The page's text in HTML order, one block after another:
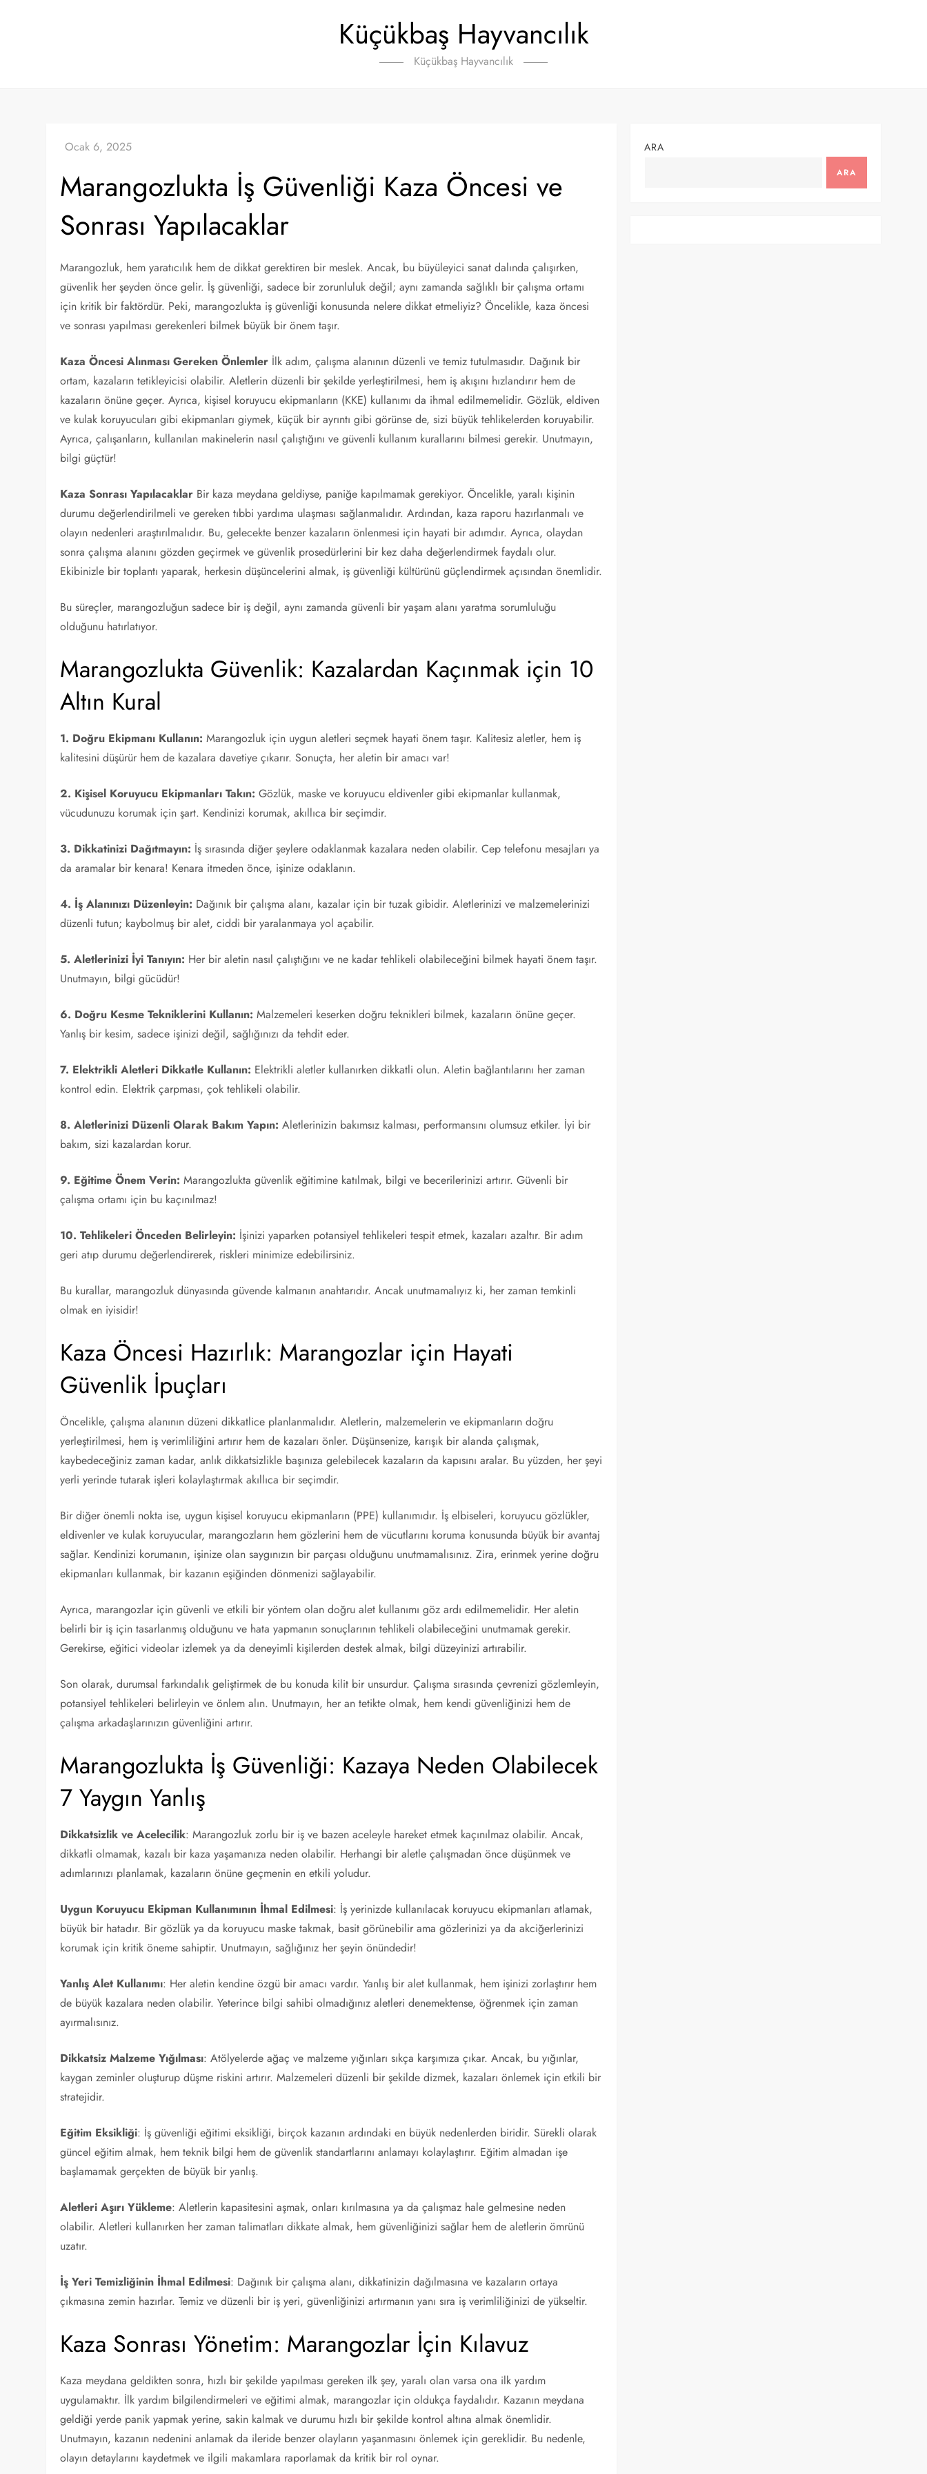
Küçükbaş Hayvancılık
Küçükbaş Hayvancılık
Marangozlukta İş Güvenliği Kaza Öncesi ve
Sonrası Yapılacaklar
Marangozluk, hem yaratıcılık hem de dikkat gerektiren bir meslek. Ancak, bu büyüleyici sanat dalında çalışırken,
güvenlik her şeyden önce gelir. İş güvenliği, sadece bir zorunluluk değil; aynı zamanda sağlıklı bir çalışma ortamı
için kritik bir faktördür. Peki, marangozlukta iş güvenliği konusunda nelere dikkat etmeliyiz? Öncelikle, kaza öncesi
ve sonrası yapılması gerekenleri bilmek büyük bir önem taşır.
Kaza Öncesi Alınması Gereken Önlemler İlk adım, çalışma alanının düzenli ve temiz tutulmasıdır. Dağınık bir
ortam, kazaların tetikleyicisi olabilir. Aletlerin düzenli bir şekilde yerleştirilmesi, hem iş akışını hızlandırır hem de
kazaların önüne geçer. Ayrıca, kişisel koruyucu ekipmanların (KKE) kullanımı da ihmal edilmemelidir. Gözlük, eldiven
ve kulak koruyucuları gibi ekipmanları giymek, küçük bir ayrıntı gibi görünse de, sizi büyük tehlikelerden koruyabilir.
Ayrıca, çalışanların, kullanılan makinelerin nasıl çalıştığını ve güvenli kullanım kurallarını bilmesi gerekir. Unutmayın,
bilgi güçtür!
Kaza Sonrası Yapılacaklar Bir kaza meydana geldiyse, paniğe kapılmamak gerekiyor. Öncelikle, yaralı kişinin
durumu değerlendirilmeli ve gereken tıbbi yardıma ulaşması sağlanmalıdır. Ardından, kaza raporu hazırlanmalı ve
olayın nedenleri araştırılmalıdır. Bu, gelecekte benzer kazaların önlenmesi için hayati bir adımdır. Ayrıca, olaydan
sonra çalışma alanını gözden geçirmek ve güvenlik prosedürlerini bir kez daha değerlendirmek faydalı olur.
Ekibinizle bir toplantı yaparak, herkesin düşüncelerini almak, iş güvenliği kültürünü güçlendirmek açısından önemlidir.
Bu süreçler, marangozluğun sadece bir iş değil, aynı zamanda güvenli bir yaşam alanı yaratma sorumluluğu
olduğunu hatırlatıyor.
Marangozlukta Güvenlik: Kazalardan Kaçınmak için 10
Altın Kural
1. Doğru Ekipmanı Kullanın: Marangozluk için uygun aletleri seçmek hayati önem taşır. Kalitesiz aletler, hem iş
kalitesini düşürür hem de kazalara davetiye çıkarır. Sonuçta, her aletin bir amacı var!
2. Kişisel Koruyucu Ekipmanları Takın: Gözlük, maske ve koruyucu eldivenler gibi ekipmanlar kullanmak,
vücudunuzu korumak için şart. Kendinizi korumak, akıllıca bir seçimdir.
3. Dikkatinizi Dağıtmayın: İş sırasında diğer şeylere odaklanmak kazalara neden olabilir. Cep telefonu mesajları ya
da aramalar bir kenara! Kenara itmeden önce, işinize odaklanın.
4. İş Alanınızı Düzenleyin: Dağınık bir çalışma alanı, kazalar için bir tuzak gibidir. Aletlerinizi ve malzemelerinizi
düzenli tutun; kaybolmuş bir alet, ciddi bir yaralanmaya yol açabilir.
5. Aletlerinizi İyi Tanıyın: Her bir aletin nasıl çalıştığını ve ne kadar tehlikeli olabileceğini bilmek hayati önem taşır.
Unutmayın, bilgi gücüdür!
6. Doğru Kesme Tekniklerini Kullanın: Malzemeleri keserken doğru teknikleri bilmek, kazaların önüne geçer.
Yanlış bir kesim, sadece işinizi değil, sağlığınızı da tehdit eder.
7. Elektrikli Aletleri Dikkatle Kullanın: Elektrikli aletler kullanırken dikkatli olun. Aletin bağlantılarını her zaman
kontrol edin. Elektrik çarpması, çok tehlikeli olabilir.
8. Aletlerinizi Düzenli Olarak Bakım Yapın: Aletlerinizin bakımsız kalması, performansını olumsuz etkiler. İyi bir
bakım, sizi kazalardan korur.
9. Eğitime Önem Verin: Marangozlukta güvenlik eğitimine katılmak, bilgi ve becerilerinizi artırır. Güvenli bir
çalışma ortamı için bu kaçınılmaz!
10. Tehlikeleri Önceden Belirleyin: İşinizi yaparken potansiyel tehlikeleri tespit etmek, kazaları azaltır. Bir adım
geri atıp durumu değerlendirerek, riskleri minimize edebilirsiniz.
Bu kurallar, marangozluk dünyasında güvende kalmanın anahtarıdır. Ancak unutmamalıyız ki, her zaman temkinli
olmak en iyisidir!
Kaza Öncesi Hazırlık: Marangozlar için Hayati
Güvenlik İpuçları
Öncelikle, çalışma alanının düzeni dikkatlice planlanmalıdır. Aletlerin, malzemelerin ve ekipmanların doğru
yerleştirilmesi, hem iş verimliliğini artırır hem de kazaları önler. Düşünsenize, karışık bir alanda çalışmak,
kaybedeceğiniz zaman kadar, anlık dikkatsizlikle başınıza gelebilecek kazaların da kapısını aralar. Bu yüzden, her şeyi
yerli yerinde tutarak işleri kolaylaştırmak akıllıca bir seçimdir.
Bir diğer önemli nokta ise, uygun kişisel koruyucu ekipmanların (PPE) kullanımıdır. İş elbiseleri, koruyucu gözlükler,
eldivenler ve kulak koruyucular, marangozların hem gözlerini hem de vücutlarını koruma konusunda büyük bir avantaj
sağlar. Kendinizi korumanın, işinize olan saygınızın bir parçası olduğunu unutmamalısınız. Zira, erinmek yerine doğru
ekipmanları kullanmak, bir kazanın eşiğinden dönmenizi sağlayabilir.
Ayrıca, marangozlar için güvenli ve etkili bir yöntem olan doğru alet kullanımı göz ardı edilmemelidir. Her aletin
belirli bir iş için tasarlanmış olduğunu ve hata yapmanın sonuçlarının tehlikeli olabileceğini unutmamak gerekir.
Gerekirse, eğitici videolar izlemek ya da deneyimli kişilerden destek almak, bilgi düzeyinizi artırabilir.
Son olarak, durumsal farkındalık geliştirmek de bu konuda kilit bir unsurdur. Çalışma sırasında çevrenizi gözlemleyin,
potansiyel tehlikeleri belirleyin ve önlem alın. Unutmayın, her an tetikte olmak, hem kendi güvenliğinizi hem de
çalışma arkadaşlarınızın güvenliğini artırır.
Marangozlukta İş Güvenliği: Kazaya Neden Olabilecek
7 Yaygın Yanlış
Dikkatsizlik ve Acelecilik: Marangozluk zorlu bir iş ve bazen aceleyle hareket etmek kaçınılmaz olabilir. Ancak,
dikkatli olmamak, kazalı bir kaza yaşamanıza neden olabilir. Herhangi bir aletle çalışmadan önce düşünmek ve
adımlarınızı planlamak, kazaların önüne geçmenin en etkili yoludur.
Uygun Koruyucu Ekipman Kullanımının İhmal Edilmesi: İş yerinizde kullanılacak koruyucu ekipmanları atlamak,
büyük bir hatadır. Bir gözlük ya da koruyucu maske takmak, basit görünebilir ama gözlerinizi ya da akciğerlerinizi
korumak için kritik öneme sahiptir. Unutmayın, sağlığınız her şeyin önündedir!
Yanlış Alet Kullanımı: Her aletin kendine özgü bir amacı vardır. Yanlış bir alet kullanmak, hem işinizi zorlaştırır hem
de büyük kazalara neden olabilir. Yeterince bilgi sahibi olmadığınız aletleri denemektense, öğrenmek için zaman
ayırmalısınız.
Dikkatsiz Malzeme Yığılması: Atölyelerde ağaç ve malzeme yığınları sıkça karşımıza çıkar. Ancak, bu yığınlar,
kaygan zeminler oluşturup düşme riskini artırır. Malzemeleri düzenli bir şekilde dizmek, kazaları önlemek için etkili bir
stratejidir.
Eğitim Eksikliği: İş güvenliği eğitimi eksikliği, birçok kazanın ardındaki en büyük nedenlerden biridir. Sürekli olarak
güncel eğitim almak, hem teknik bilgi hem de güvenlik standartlarını anlamayı kolaylaştırır. Eğitim almadan işe
başlamamak gerçekten de büyük bir yanlış.
Aletleri Aşırı Yükleme: Aletlerin kapasitesini aşmak, onları kırılmasına ya da çalışmaz hale gelmesine neden
olabilir. Aletleri kullanırken her zaman talimatları dikkate almak, hem güvenliğinizi sağlar hem de aletlerin ömrünü
uzatır.
İş Yeri Temizliğinin İhmal Edilmesi: Dağınık bir çalışma alanı, dikkatinizin dağılmasına ve kazaların ortaya
çıkmasına zemin hazırlar. Temiz ve düzenli bir iş yeri, güvenliğinizi artırmanın yanı sıra iş verimliliğinizi de yükseltir.
Kaza Sonrası Yönetim: Marangozlar İçin Kılavuz
Kaza meydana geldikten sonra, hızlı bir şekilde yapılması gereken ilk şey, yaralı olan varsa ona ilk yardım
uygulamaktır. İlk yardım bilgilendirmeleri ve eğitimi almak, marangozlar için oldukça faydalıdır. Kazanın meydana
geldiği yerde panik yapmak yerine, sakin kalmak ve durumu hızlı bir şekilde kontrol altına almak önemlidir.
Unutmayın, kazanın nedenini anlamak da ileride benzer olayların yaşanmasını önlemek için gereklidir. Bu nedenle,
olayın detaylarını kaydetmek ve ilgili makamlara raporlamak da kritik bir rol oynar.
ARA
ARA